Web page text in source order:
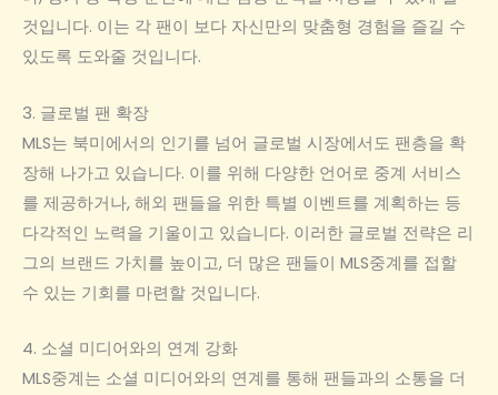
것입니다. 이는 각 팬이 보다 자신만의 맞춤형 경험을 즐길 수
있도록 도와줄 것입니다.
3. 글로벌 팬 확장
MLS는 북미에서의 인기를 넘어 글로벌 시장에서도 팬층을 확
장해 나가고 있습니다. 이를 위해 다양한 언어로 중계 서비스
를 제공하거나, 해외 팬들을 위한 특별 이벤트를 계획하는 등
다각적인 노력을 기울이고 있습니다. 이러한 글로벌 전략은 리
그의 브랜드 가치를 높이고, 더 많은 팬들이 MLS중계를 접할
수 있는 기회를 마련할 것입니다.
4. 소셜 미디어와의 연계 강화
MLS중계는 소셜 미디어와의 연계를 통해 팬들과의 소통을 더